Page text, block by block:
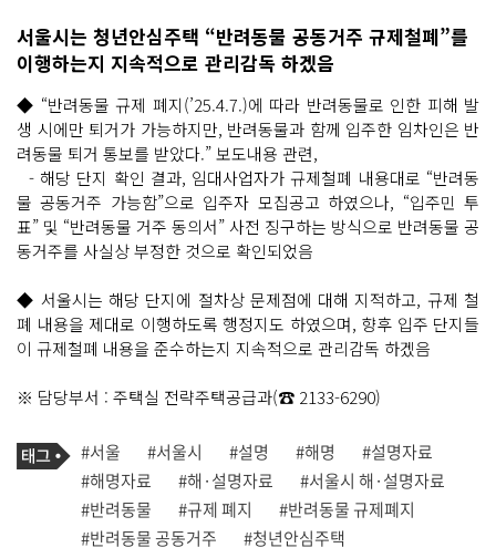
서울시는 청년안심주택 “반려동물 공동거주 규제철폐”를
이행하는지 지속적으로 관리감독 하겠음
◆ “반려동물 규제 폐지(’25.4.7.)에 따라 반려동물로 인한 피해 발
생 시에만 퇴거가 가능하지만, 반려동물과 함께 입주한 임차인은 반
려동물 퇴거 통보를 받았다.” 보도내용 관련,
- 해당 단지 확인 결과, 임대사업자가 규제철폐 내용대로 “반려동
물 공동거주 가능함”으로 입주자 모집공고 하였으나, “입주민 투
표” 및 “반려동물 거주 동의서” 사전 징구하는 방식으로 반려동물 공
동거주를 사실상 부정한 것으로 확인되었음
◆ 서울시는 해당 단지에 절차상 문제점에 대해 지적하고, 규제 철
폐 내용을 제대로 이행하도록 행정지도 하였으며, 향후 입주 단지들
이 규제철폐 내용을 준수하는지 지속적으로 관리감독 하겠음
※ 담당부서 : 주택실 전략주택공급과(☎ 2133-6290)
기
사
관
련
태
그
태
그
#서울 #서울시 #설명 #해명
#설명자료
#해명자료
#해·설명자료
#서울시 해·설명자료
#반려동물
#규제 폐지
#반려동물 규제폐지
#반려동물 공동거주
#청년안심주택